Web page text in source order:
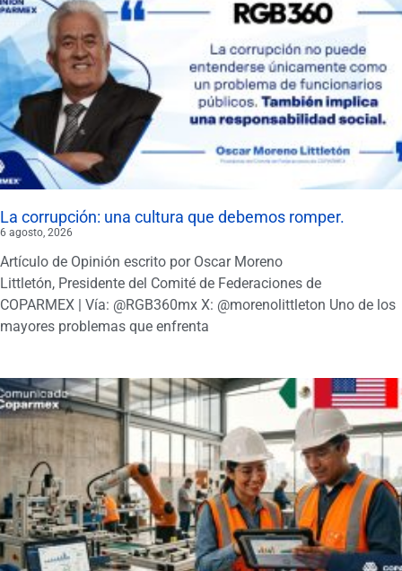
La corrupción: una cultura que debemos romper.
6 agosto, 2026
Artículo de Opinión escrito por Oscar Moreno
Littletón, Presidente del Comité de Federaciones de
COPARMEX | Vía: @RGB360mx X: @morenolittleton Uno de los
mayores problemas que enfrenta